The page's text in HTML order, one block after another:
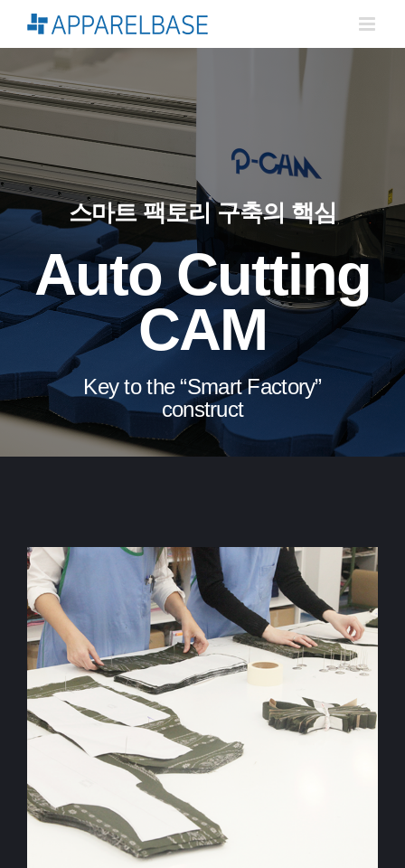
스마트 팩토리 구축의 핵심
Auto Cutting
CAM
Key to the “Smart Factory”
construct